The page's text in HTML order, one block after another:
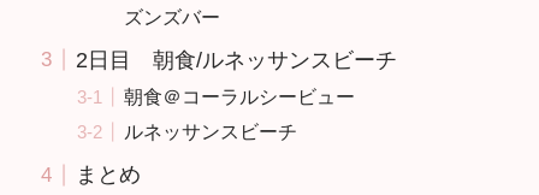
ズンズバー
2日目 朝食/ルネッサンスビーチ
朝食＠コーラルシービュー
ルネッサンスビーチ
まとめ